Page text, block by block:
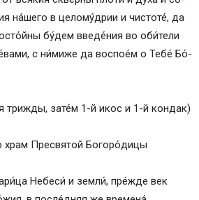
на́­ше­го в целому́дрии и чис­то­те́, да
бу́дем введе́ния во оби́­те­ли
с ни́миже да воспое́м о Те­бе́ Бо́­
трижды, за­те́м 1-й икос и 1-й кондак)
Пре­свя­той Бо­го­ро́­ди­цы
Не­бе­си́ и зем­ли́, пре́ж­де век